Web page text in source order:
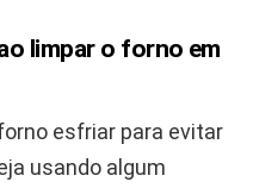
limpar o forno em
esfriar para evitar
usando algum